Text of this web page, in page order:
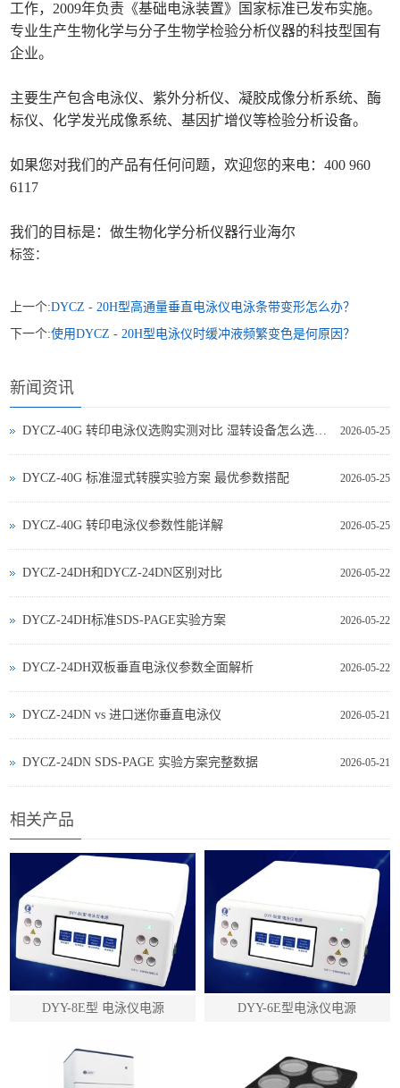
工作，2009年负责《基础电泳装置》国家标准已发布实施。
专业生产生物化学与分子生物学检验分析仪器的科技型国有
企业。
主要生产包含电泳仪、紫外分析仪、凝胶成像分析系统、酶
标仪、化学发光成像系统、基因扩增仪等检验分析设备。
如果您对我们的产品有任何问题，欢迎您的来电：400 960
6117
我们的目标是：做生物化学分析仪器行业海尔
标签：
上一个:DYCZ - 20H型高通量垂直电泳仪电泳条带变形怎么办？
下一个:使用DYCZ - 20H型电泳仪时缓冲液频繁变色是何原因？
新闻资讯
2026-05-25
DYCZ-40G 转印电泳仪选购实测对比 湿转设备怎么选不踩坑
2026-05-25
DYCZ-40G 标准湿式转膜实验方案 最优参数搭配
2026-05-25
DYCZ-40G 转印电泳仪参数性能详解
2026-05-22
DYCZ-24DH和DYCZ-24DN区别对比
2026-05-22
DYCZ-24DH标准SDS-PAGE实验方案
2026-05-22
DYCZ-24DH双板垂直电泳仪参数全面解析
2026-05-21
DYCZ‑24DN vs 进口迷你垂直电泳仪
2026-05-21
DYCZ‑24DN SDS‑PAGE 实验方案完整数据
相关产品
DYY-8E型 电泳仪电源 DYY-6E型电泳仪电源